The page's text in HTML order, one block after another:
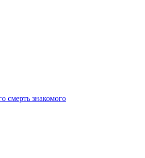
смерть знакомого